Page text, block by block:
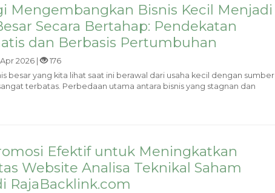
Mengembangkan Bisnis Kecil Menjadi
Secara Bertahap: Pendekatan
dan Berbasis Pertumbuhan
2026 |
176
besar yang kita lihat saat ini berawal dari usaha kecil dengan sumber
terbatas. Perbedaan utama antara bisnis yang stagnan dan
Efektif untuk Meningkatkan
Website Analisa Teknikal Saham
RajaBacklink.com